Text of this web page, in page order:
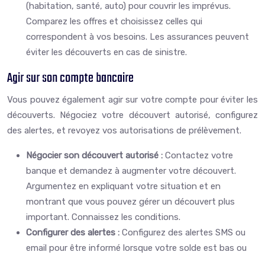
(habitation, santé, auto) pour couvrir les imprévus.
Comparez les offres et choisissez celles qui
correspondent à vos besoins. Les assurances peuvent
éviter les découverts en cas de sinistre.
Agir sur son compte bancaire
Vous pouvez également agir sur votre compte pour éviter les
découverts. Négociez votre découvert autorisé, configurez
des alertes, et revoyez vos autorisations de prélèvement.
Négocier son découvert autorisé : Contactez votre
banque et demandez à augmenter votre découvert.
Argumentez en expliquant votre situation et en
montrant que vous pouvez gérer un découvert plus
important. Connaissez les conditions.
Configurer des alertes : Configurez des alertes SMS ou
email pour être informé lorsque votre solde est bas ou